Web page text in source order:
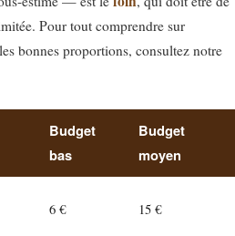
Pour tout comprendre sur
bonnes proportions, consultez notre
Budget
bas
Budget
moyen
6 € 15 €